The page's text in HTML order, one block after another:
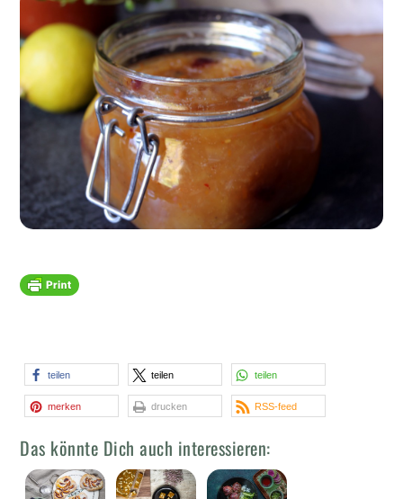
teilen teilen teilen
merken drucken RSS-feed
Das könnte Dich auch interessieren: